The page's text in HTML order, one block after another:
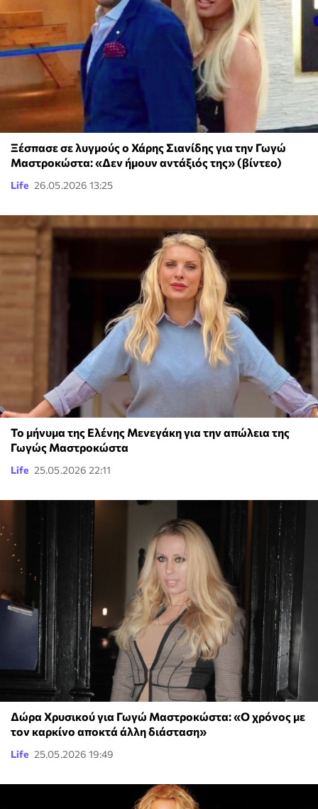
Ξέσπασε σε λυγμούς ο Χάρης Σιανίδης για την Γωγώ
Μαστροκώστα: «Δεν ήμουν αντάξιός της» (βίντεο)
Life 26.05.2026 13:25
Το μήνυμα της Ελένης Μενεγάκη για την απώλεια της
Γωγώς Μαστροκώστα
Life 25.05.2026 22:11
Δώρα Χρυσικού για Γωγώ Μαστροκώστα: «Ο χρόνος με
τον καρκίνο αποκτά άλλη διάσταση»
Life 25.05.2026 19:49